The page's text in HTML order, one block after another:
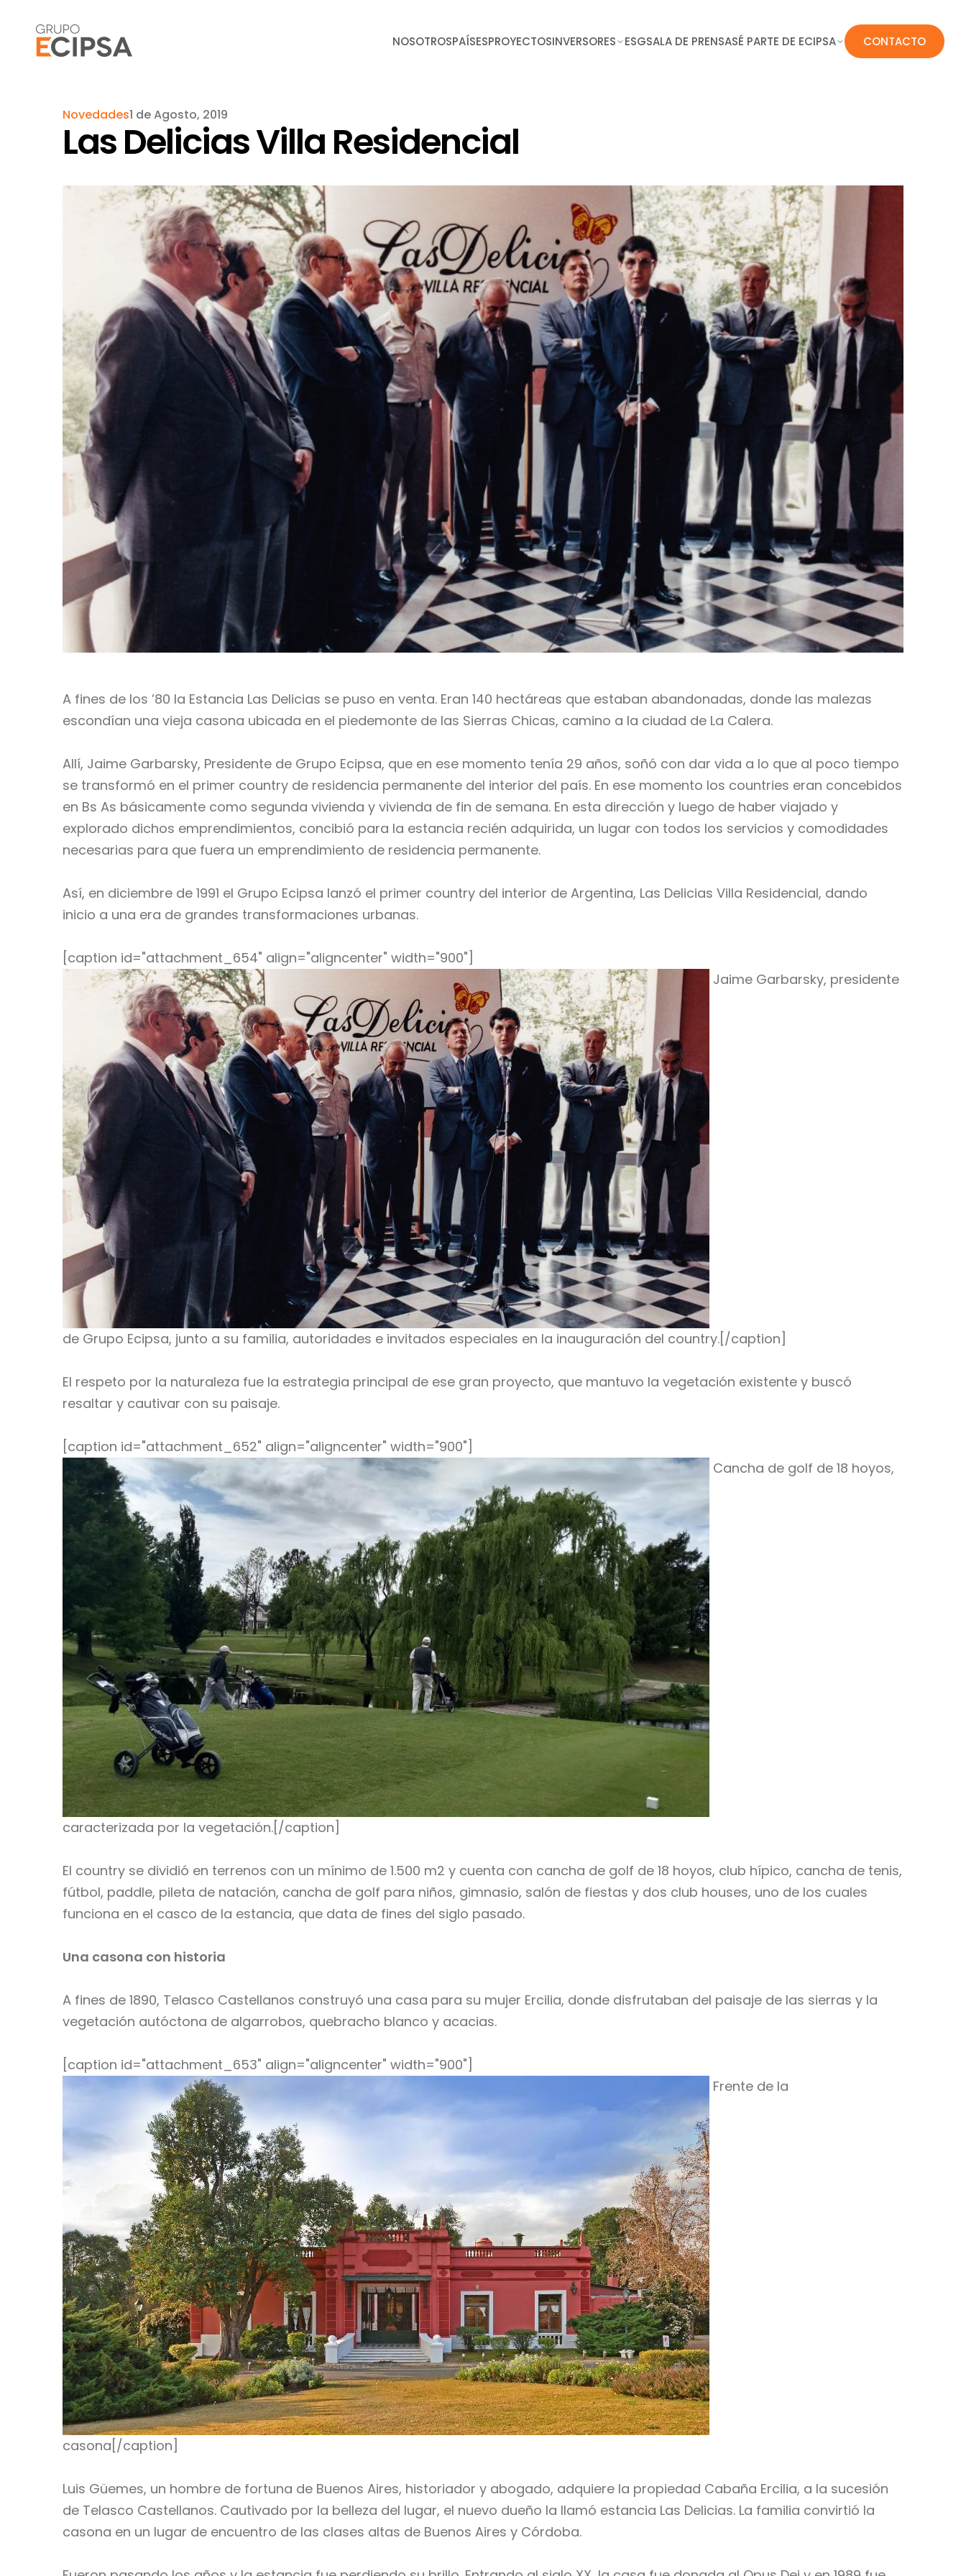
NOSOTROSPAÍSESPROYECTOSINVERSORES ESGSALA DE PRENSASÉ PARTE DE ECIPSA CONTACTO
Novedades1 de Agosto, 2019
Las Delicias Villa Residencial
A fines de los ’80 la Estancia Las Delicias se puso en venta. Eran 140 hectáreas que estaban abandonadas, donde las malezas
escondían una vieja casona ubicada en el piedemonte de las Sierras Chicas, camino a la ciudad de La Calera.
Allí, Jaime Garbarsky, Presidente de Grupo Ecipsa, que en ese momento tenía 29 años, soñó con dar vida a lo que al poco tiempo
se transformó en el primer country de residencia permanente del interior del país. En ese momento los countries eran concebidos
en Bs As básicamente como segunda vivienda y vivienda de fin de semana. En esta dirección y luego de haber viajado y
explorado dichos emprendimientos, concibió para la estancia recién adquirida, un lugar con todos los servicios y comodidades
necesarias para que fuera un emprendimiento de residencia permanente.
Así, en diciembre de 1991 el Grupo Ecipsa lanzó el primer country del interior de Argentina, Las Delicias Villa Residencial, dando
inicio a una era de grandes transformaciones urbanas.
[caption id="attachment_654" align="aligncenter" width="900"]
Jaime Garbarsky, presidente
de Grupo Ecipsa, junto a su familia, autoridades e invitados especiales en la inauguración del country.[/caption]
El respeto por la naturaleza fue la estrategia principal de ese gran proyecto, que mantuvo la vegetación existente y buscó
resaltar y cautivar con su paisaje.
[caption id="attachment_652" align="aligncenter" width="900"]
Cancha de golf de 18 hoyos,
caracterizada por la vegetación.[/caption]
El country se dividió en terrenos con un mínimo de 1.500 m2 y cuenta con cancha de golf de 18 hoyos, club hípico, cancha de tenis,
fútbol, paddle, pileta de natación, cancha de golf para niños, gimnasio, salón de fiestas y dos club houses, uno de los cuales
funciona en el casco de la estancia, que data de fines del siglo pasado.
Una casona con historia
A fines de 1890, Telasco Castellanos construyó una casa para su mujer Ercilia, donde disfrutaban del paisaje de las sierras y la
vegetación autóctona de algarrobos, quebracho blanco y acacias.
[caption id="attachment_653" align="aligncenter" width="900"]
Frente de la
casona[/caption]
Luis Güemes, un hombre de fortuna de Buenos Aires, historiador y abogado, adquiere la propiedad Cabaña Ercilia, a la sucesión
de Telasco Castellanos. Cautivado por la belleza del lugar, el nuevo dueño la llamó estancia Las Delicias. La familia convirtió la
casona en un lugar de encuentro de las clases altas de Buenos Aires y Córdoba.